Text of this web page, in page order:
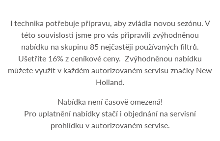
I technika potřebuje přípravu, aby zvládla novou sezónu. V
této souvislosti jsme pro vás připravili zvýhodněnou
nabídku na skupinu 85 nejčastěji používaných filtrů.
Ušetříte 16% z ceníkové ceny. Zvýhodněnou nabídku
můžete využít v každém autorizovaném servisu značky New
Holland.
Nabídka není časově omezená!
Pro uplatnění nabídky stačí i objednání na servisní
prohlídku v autorizovaném servise.